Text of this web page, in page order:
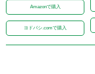
Amazonで購入
ヨドバシ.comで購入